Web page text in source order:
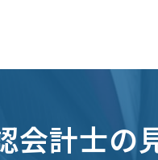
会計士の